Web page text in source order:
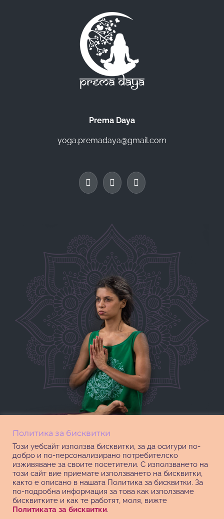
Prema Daya
yoga.premadaya@gmail.com
Политика за бисквитки
Този уебсайт използва бисквитки, за да осигури по-
добро и по-персонализирано потребителско
изживяване за своите посетители. С използването на
този сайт вие приемате използването на бисквитки,
както е описано в нашата Политика за бисквитки. За
по-подробна информация за това как използваме
бисквитките и как те работят, моля, вижте
Политиката за бисквитки.